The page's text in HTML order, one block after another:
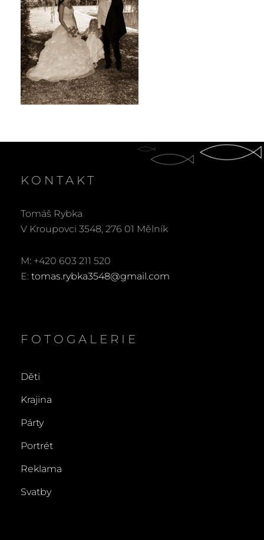
KONTAKT
Tomáš Rybka
V Kroupovci 3548, 276 01 Mělník
M: +420 603 211 520
E: tomas.rybka3548@gmail.com
FOTOGALERIE
Děti
Krajina
Párty
Portrét
Reklama
Svatby